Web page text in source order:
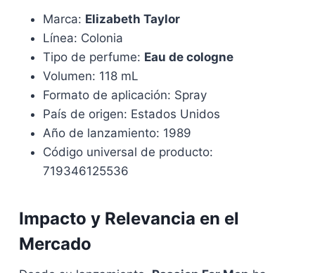
Marca: Elizabeth Taylor
Línea: Colonia
Tipo de perfume: Eau de cologne
Volumen: 118 mL
Formato de aplicación: Spray
País de origen: Estados Unidos
Año de lanzamiento: 1989
Código universal de producto:
719346125536
Impacto y Relevancia en el
Mercado